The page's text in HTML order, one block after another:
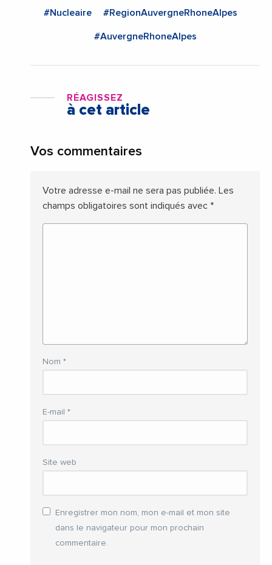
#Nucleaire #RegionAuvergneRhoneAlpes
#AuvergneRhoneAlpes
RÉAGISSEZ
à cet article
Vos commentaires
Votre adresse e-mail ne sera pas publiée. Les
champs obligatoires sont indiqués avec *
Nom *
E-mail *
Site web
Enregistrer mon nom, mon e-mail et mon site
dans le navigateur pour mon prochain
commentaire.